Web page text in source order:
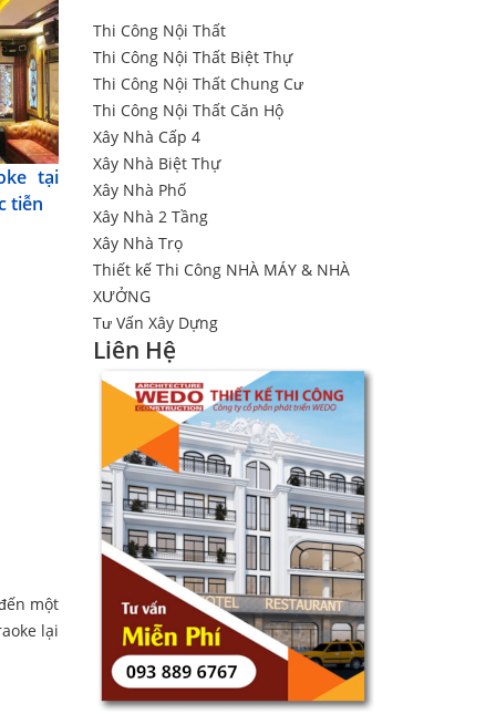
tại
tiễn
một
lại
Thi Công Nội Thất
Thi Công Nội Thất Biệt Thự
Thi Công Nội Thất Chung Cư
Thi Công Nội Thất Căn Hộ
Xây Nhà Cấp 4
Xây Nhà Biệt Thự
Xây Nhà Phố
Xây Nhà 2 Tầng
Xây Nhà Trọ
Thiết kế Thi Công NHÀ MÁY & NHÀ
XƯỞNG
Tư Vấn Xây Dựng
Liên Hệ